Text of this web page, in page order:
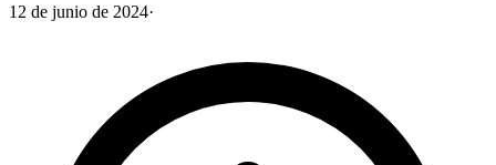
12 de junio de 2024·